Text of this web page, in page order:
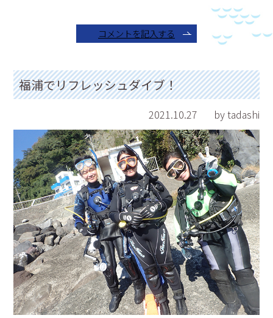
コメントを記入する
福浦でリフレッシュダイブ！
2021.10.27 by tadashi